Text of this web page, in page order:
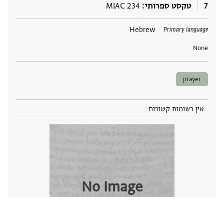
7 טקסט ספרותי MIAC 234
Primary language
Hebrew
None
תגים
prayer
אין רשומות קשורות
No Image